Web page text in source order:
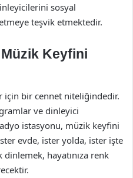
sosyal
teşvik etmektedir.
Keyfini
için bir cennet niteliğindedir.
ve dinleyici
istasyonu, müzik keyfini
evde, ister yolda, ister işte
hayatınıza renk